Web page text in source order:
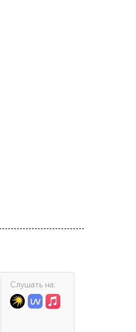
Cлушать на: